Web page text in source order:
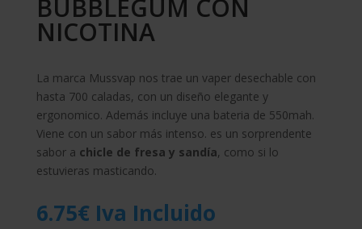
BUBBLEGUM CON
NICOTINA
La marca Mussvap nos trae un vaper desechable con
hasta 700 caladas, con un diseño elegante y
ergonomico. Además incluye una bateria de 550mah.
Viene con un sabor más intenso. es un sorprendente
sabor a chicle de fresa y sandía, como si lo
estuvieras masticando.
6.75€ Iva Incluido